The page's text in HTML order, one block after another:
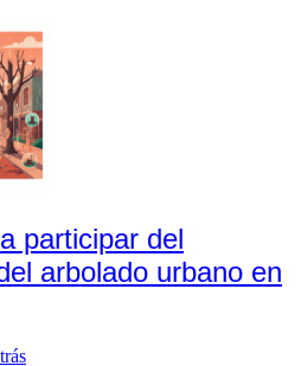
participar del
arbolado urbano en